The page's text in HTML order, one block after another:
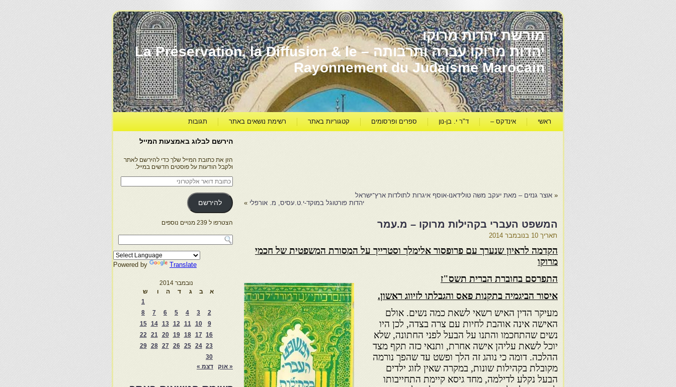
מורשת יהדות מרוקו
יהדות מרוקו עברה ותרבותה – La Préservation, la Diffusion & le
Rayonnement du Judaïsme Marocain
ראשי אינדקס – ד"ר י. בן-נון ספרים ופרסומים קטגוריות באתר רשימת נושאים באתר תגובות
« אוצר גנזים – מאת יעקב משה טולידאנו-אוסף איגרות לתולדות ארץ־ישראל
יהדות פורטוגל במוקד-י.ט.עסיס, מ. אורפלי »
המשפט העברי בקהילות מרוקו – מ.עמר
תאריך 10 בנובמבר 2014
הקדמה לראיון שנערך עם פרופסור אלימלך וסטרייך על המסורת המשפטית של חכמי
מרוקו
התפרסם בחוברת הברית תשס"ז
איסור הביגמיה בתקנות פאס והגבלתו לזיווג ראשון.
מעיקר הדין האיש רשאי לשאת כמה נשים. אולם
האישה אינה אוהבת לחיות עם צרה בצדה, לכן היו
נשים שהתחכמו והתנו על הבעל לפני החתונה, שלא
יוכל לשאת עליהן אישה אחרת, ותנאי כזה תקף מצד
ההלכה. דומה כי נוהג זה הלך ופשט עד שהפך נורמה
מקובלת בקהילות שונות, במקרה שאין לזוג ילדים
הבעל נקלע לדילמה, מחד גיסא קיימת התחייבותו
הירשם לבלוג באמצעות המייל
הזן את כתובת המייל שלך כדי להירשם לאתר
ולקבל הודעות על פוסטים חדשים במייל.
כתובת
דואר
אלקטרוני
להירשם
הצטרפו ל 239 מנויים נוספים
Powered by Translate
נובמבר 2014
א
ב ג ד ה ו
ש
1
2
3
4
5
6
7
8
9
10
11
12
13
14
15
16
17
18
19
20
21
22
23
24
25
26
27
28
29
30
« אוק
דצמ »